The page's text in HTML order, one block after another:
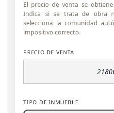
El precio de venta se
Indica si se trata de obra
selecciona la comunidad
impositivo correcto.
PRECIO DE VENTA
TIPO DE INMUEBLE